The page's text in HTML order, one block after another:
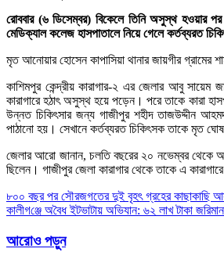
রোববার (৬ ডিসেম্বর) বিকেলে তিনি অসুস্থ হওয়ার
মেডিক্যাল কলেজ হাসপাতালে নিয়ে গেলে কর্তব্যরত
মৃত আনোয়ার হোসেন কাপাসিয়া থানার জায়গীর গ্রামের
কাশিমপুর কেন্দ্রীয় কারাগার-২ এর জেলার আবু সায়েম
কারাগারে হঠাৎ অসুস্থ হয়ে পড়েন। পরে তাকে কারা
উন্নত চিকিৎসার জন্য গাজীপুর শহীদ তাজউদ্দীন
পাঠানো হয়। সেখানে কর্তব্যরত চিকিৎসক তাকে মৃত
জেলার আরো জানান, চলতি বছরের ২০ নভেম্বর থেকে
ছিলেন। গাজীপুর জেলা কারাগার থেকে তাকে এ
Post
navigation
৮০০ বছর পর সৌরজগতের দুই বৃহৎ গ্রহের কাছাকাছি
কালীগ‌ঞ্জে অ‌বৈধ ইটভাটায় অ‌ভিযান: ৬২ লাখ টাকা
আরোও পড়ুন